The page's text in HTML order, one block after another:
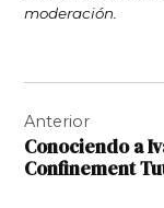
moderación.
de
entradas
Anterior
Conociendo a
Confinement